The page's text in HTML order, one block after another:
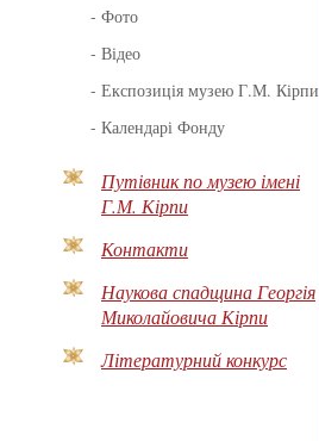
- Фото
- Відео
- Експозиція музею Г.М. Кірпи
- Календарі Фонду
Путівник по музею імені
Г.М. Кірпи
Контакти
Наукова спадщина Георгія
Миколайовича Кірпи
Літературний конкурс